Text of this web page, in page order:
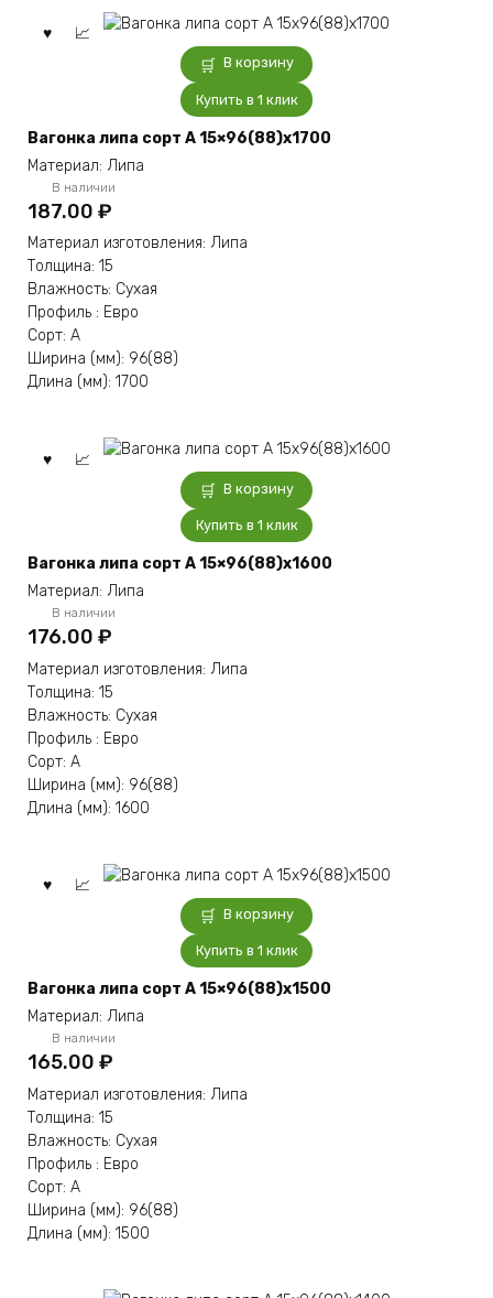
В корзину
Купить в 1 клик
Вагонка липа сорт А 15×96(88)x1700
Материал: Липа
В наличии
187.00 ₽
Материал изготовления: Липа
Толщина: 15
Влажность: Сухая
Профиль : Евро
Сорт: А
Ширина (мм): 96(88)
Длина (мм): 1700
В корзину
Купить в 1 клик
Вагонка липа сорт А 15×96(88)x1600
Материал: Липа
В наличии
176.00 ₽
Материал изготовления: Липа
Толщина: 15
Влажность: Сухая
Профиль : Евро
Сорт: А
Ширина (мм): 96(88)
Длина (мм): 1600
В корзину
Купить в 1 клик
Вагонка липа сорт А 15×96(88)x1500
Материал: Липа
В наличии
165.00 ₽
Материал изготовления: Липа
Толщина: 15
Влажность: Сухая
Профиль : Евро
Сорт: А
Ширина (мм): 96(88)
Длина (мм): 1500